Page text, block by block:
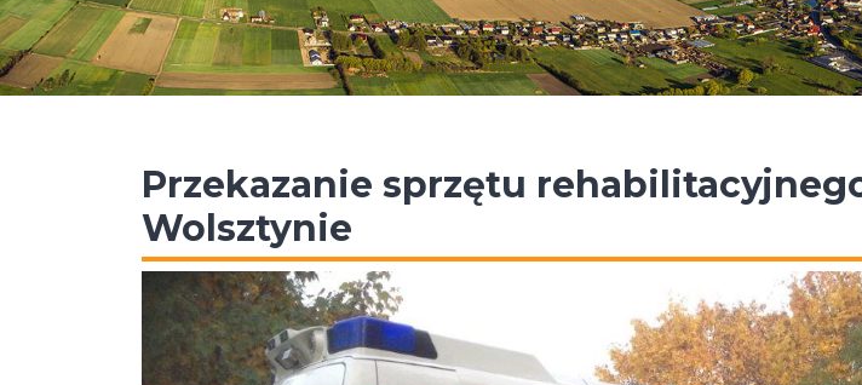
Przekazanie sprzętu
Wolsztynie